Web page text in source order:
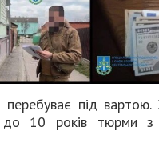
перебуває під вартою.
до 10 років тюрми з